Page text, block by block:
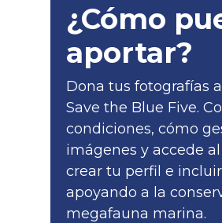
¿Cómo
aportar?
Dona tus fotografías
Save the Blue Five.
condiciones, cómo
imágenes y accede
crear tu perfil e
apoyando a la
megafauna marina.